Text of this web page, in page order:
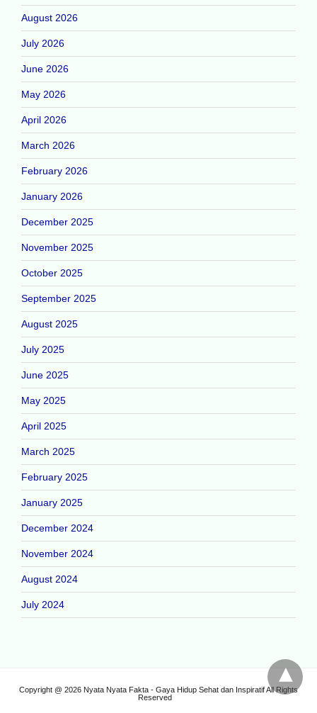
August 2026
July 2026
June 2026
May 2026
April 2026
March 2026
February 2026
January 2026
December 2025
November 2025
October 2025
September 2025
August 2025
July 2025
June 2025
May 2025
April 2025
March 2025
February 2025
January 2025
December 2024
November 2024
August 2024
July 2024
Copyright @ 2026 Nyata Nyata Fakta - Gaya Hidup Sehat dan Inspiratif All Rights
Reserved